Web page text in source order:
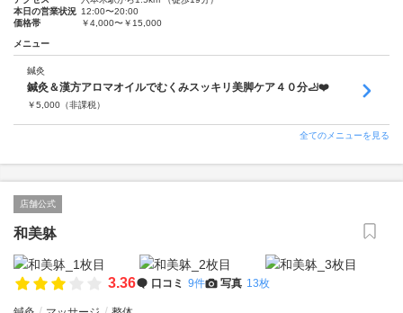
本日の営業状況 12:00〜20:00
価格帯
￥4,000〜￥15,000
メニュー
鍼灸
鍼灸＆漢方アロマオイルでむくみスッキリ美脚ケア４０分🦶❤️
￥5,000 （非課税）
全てのメニューを見る
店舗公式
和美躰
3.36 口コミ 9件 写真 13枚